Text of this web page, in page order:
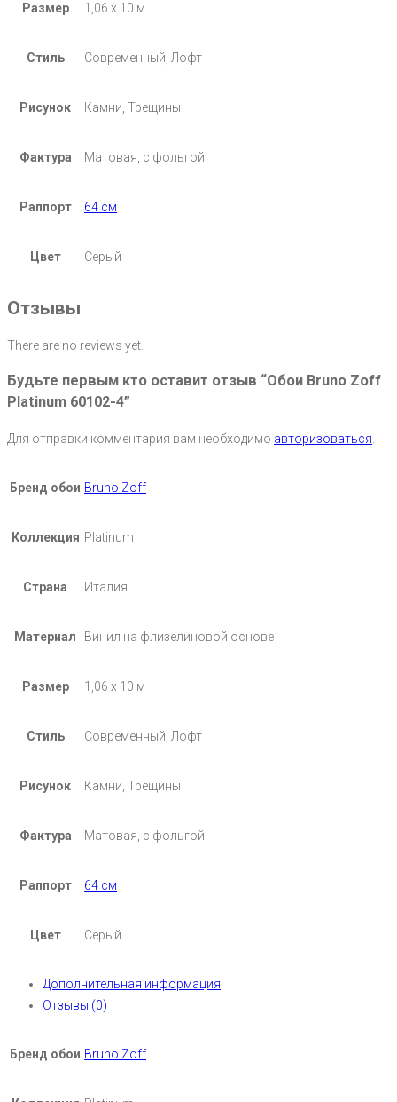
Размер 1,06 х 10 м
Стиль Современный, Лофт
Рисунок Камни, Трещины
Фактура Матовая, с фольгой
Раппорт 64 см
Цвет Серый
Отзывы
There are no reviews yet.
Будьте первым кто оставит отзыв “Обои Bruno Zoff
Platinum 60102-4”
Для отправки комментария вам необходимо авторизоваться
Бренд обои Bruno Zoff
Коллекция Platinum
Страна Италия
Материал Винил на флизелиновой основе
Размер 1,06 х 10 м
Стиль Современный, Лофт
Рисунок Камни, Трещины
Фактура Матовая, с фольгой
Раппорт 64 см
Цвет Серый
Дополнительная информация
Отзывы (0)
Бренд обои Bruno Zoff